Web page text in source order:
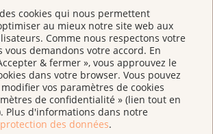
cookies qui nous permettent
au mieux notre site web aux
Comme nous respectons votre
vous demandons votre accord. En
& fermer », vous approuvez le
dans votre browser. Vous pouvez
vos paramètres de cookies
de confidentialité » (lien tout en
Plus d'informations dans notre
des données.
ai lu des poèmes. Il me semblait que
chose à faire dans cette situation,
pour me tranquilliser moi-même.
cette période ?
pareille, on n’est plus la même
de voir le monde a changé, car j’ai
que moi non plus, je ne serais pas là